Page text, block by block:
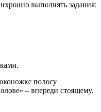
выполнять задания:
полосу
– впереди стоящему.